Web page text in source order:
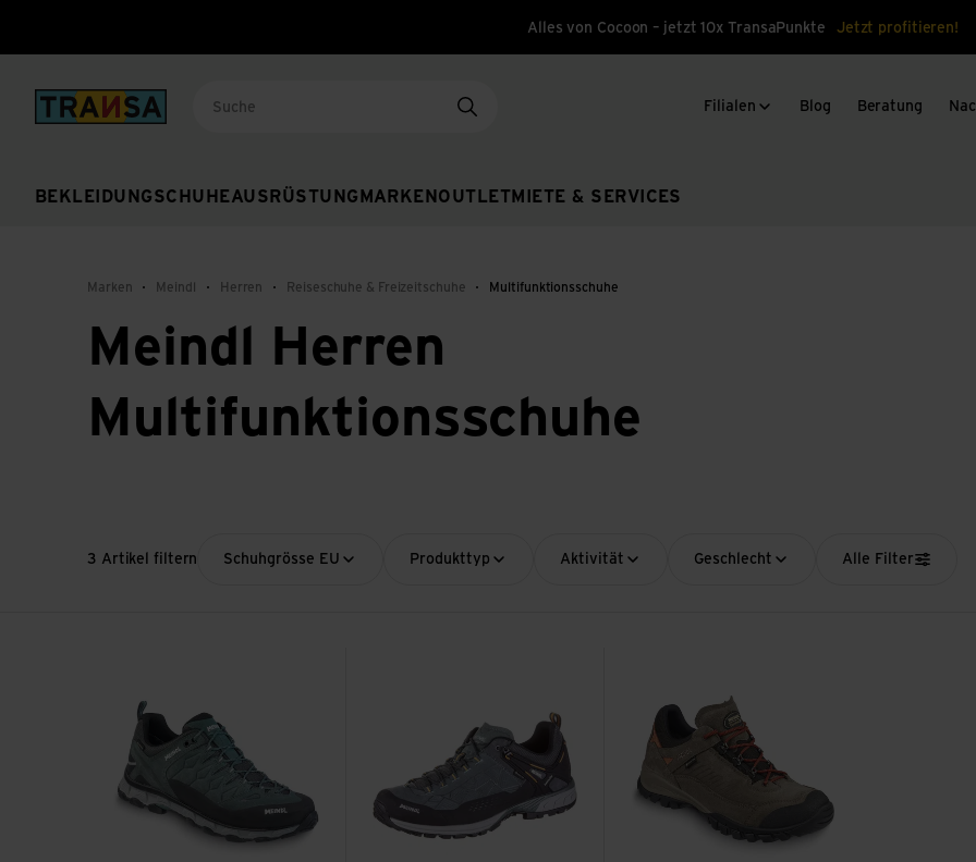
Alles von Cocoon – jetzt 10x TransaPunkte Jetzt profitieren!
Back to home
BEKLEIDUNGSCHUHEAUSRÜSTUNG MARKEN OUTLET MIETE & SERVICES
Filialen Blog Beratung
Marken Meindl Herren Reiseschuhe & Freizeitschuhe Multifunktionsschuhe
Meindl Herren
Multifunktionsschuhe
3 Artikel filtern Schuhgrösse EU Produkttyp Aktivität Geschlecht Alle Filter